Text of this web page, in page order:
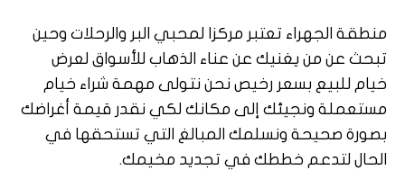
منطقة الجهراء تعتبر مركزا لمحبي البر والرحلات وحين
تبحث عن من يغنيك عن عناء الذهاب للأسواق لعرض
خيام للبيع بسعر رخيص نحن نتولى مهمة شراء خيام
مستعملة ونجيئك إلى مكانك لكي نقدر قيمة أغراضك
بصورة صحيحة ونسلمك المبالغ التي تستحقها في
الحال لتدعم خططك في تجديد مخيمك.